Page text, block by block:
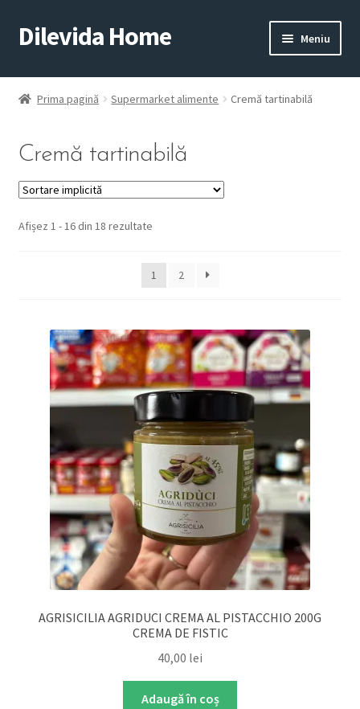
Sari
la
Sari
la
Dilevida Home Meniu
DETERGENT
SOLUȚII CURĂȚENIE
ÎNGRIJIRE
PERSONALĂ
ARTICOLE VOIAJ
Prima pagină Supermarket alimente Cremă tartinabilă
Cremă tartinabilă
Afișez 1 - 16 din 18 rezultate
1 2
AGRISICILIA AGRIDUCI CREMA AL PISTACCHIO 200G
CREMA DE FISTIC
40,00 lei
Adaugă în coș